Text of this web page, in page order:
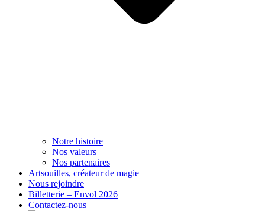
Notre histoire
Nos valeurs
Nos partenaires
Artsouilles, créateur de magie
Nous rejoindre
Billetterie – Envol 2026
Contactez-nous